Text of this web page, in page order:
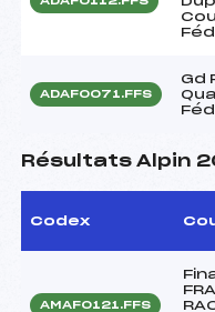
ADAF0071.FFS
Gd
Résultats Alpin
Codex
AMAF0121.FFS